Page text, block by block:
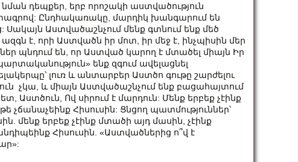
դեպքեր, երբ որոշակի աստվածություն
Ընդհակառակը, մարդիկ խանգարում են
Աստվածաշնչում մենք գտնում ենք մեծ
ազգն է, որի Աստվածն իր մոտ, իր մեջ է, ինչպիսին մեր
պնդում են, որ Աստված կարող է մտածել միայն Իր
ենք զգում ավելացնել
լուռ և անտարբեր Աստծո գութը շարժելու
չկա, և միայն Աստվածաշնչում ենք բացահայտում
Աստծուն, Ով սիրում է մարդուն: Մենք երբեք չէինք
չճանաչեինք Հիսուսին: Ցնցող պատմություններ՝
մենք երբեք չէինք մտածի այդ մասին, չէինք
Հիսուսին. «Աստվածներից ո՞վ է